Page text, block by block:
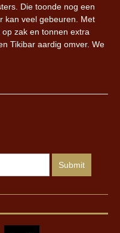
Die toonde nog een
kan veel gebeuren. Met
zak en tonnen extra
Tikibar aardig omver. We